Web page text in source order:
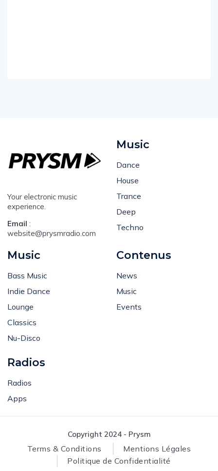
Your electronic music
experience.
Email :
website@prysmradio.com
Music
Dance
House
Trance
Deep
Techno
Music
Bass Music
Indie Dance
Lounge
Classics
Nu-Disco
Contenus
News
Music
Events
Radios
Radios
Apps
Copyright 2024 - Prysm
Terms & Conditions
Mentions Légales
Politique de Confidentialité